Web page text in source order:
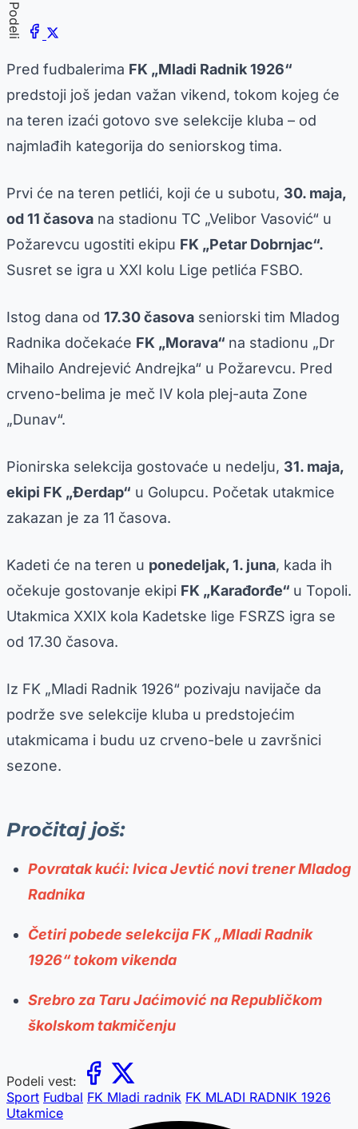
Podeli
Pred fudbalerima FK „Mladi Radnik 1926“
predstoji još jedan važan vikend, tokom kojeg će
na teren izaći gotovo sve selekcije kluba – od
najmlađih kategorija do seniorskog tima.
Prvi će na teren petlići, koji će u subotu, 30. maja,
od 11 časova na stadionu TC „Velibor Vasović“ u
Požarevcu ugostiti ekipu FK „Petar Dobrnjac“.
Susret se igra u XXI kolu Lige petlića FSBO.
Istog dana od 17.30 časova seniorski tim Mladog
Radnika dočekaće FK „Morava“ na stadionu „Dr
Mihailo Andrejević Andrejka“ u Požarevcu. Pred
crveno-belima je meč IV kola plej-auta Zone
„Dunav“.
Pionirska selekcija gostovaće u nedelju, 31. maja,
ekipi FK „Đerdap“ u Golupcu. Početak utakmice
zakazan je za 11 časova.
Kadeti će na teren u ponedeljak, 1. juna, kada ih
očekuje gostovanje ekipi FK „Karađorđe“ u Topoli.
Utakmica XXIX kola Kadetske lige FSRZS igra se
od 17.30 časova.
Iz FK „Mladi Radnik 1926“ pozivaju navijače da
podrže sve selekcije kluba u predstojećim
utakmicama i budu uz crveno-bele u završnici
sezone.
Pročitaj još:
Povratak kući: Ivica Jevtić novi trener Mladog
Radnika
Četiri pobede selekcija FK „Mladi Radnik
1926“ tokom vikenda
Srebro za Taru Jaćimović na Republičkom
školskom takmičenju
Podeli vest:
Sport Fudbal FK Mladi radnik FK MLADI RADNIK 1926
Utakmice